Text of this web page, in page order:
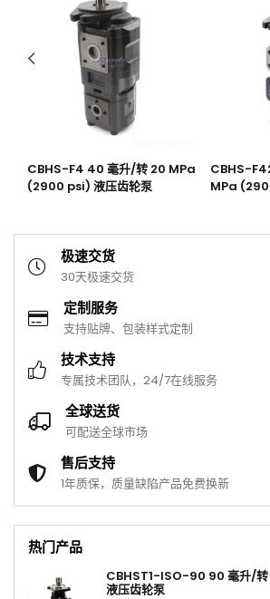
CBHS-F4 40 毫升/转 20 MPa
(2900 psi) 液压齿轮泵
CBHS-
MPa
极速交货
30天极速交货
定制服务
支持贴牌、包装样式定制
技术支持
专属技术团队，24/7在线服务
全球送货
可配送全球市场
售后支持
1年质保，质量缺陷产品免费换新
热门产品
CBHST1-ISO-90 90 毫升/
液压齿轮泵